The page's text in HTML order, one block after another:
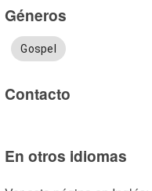
Géneros
Gospel
Contacto
En otros idiomas